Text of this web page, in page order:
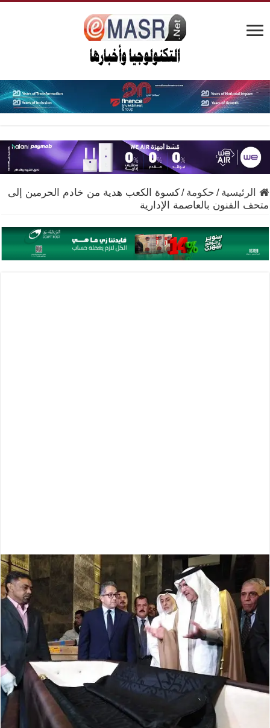
الرئيسية / حكومة / كسوة الكعب هدية من خادم الحرمين إلى
متحف الفنون بالعاصمة الإدارية